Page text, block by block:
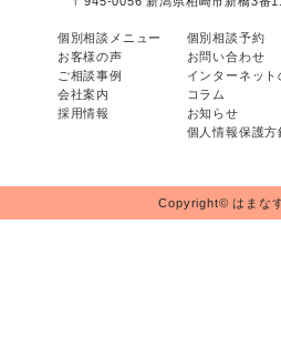
個別相談メニュー
お客様の声
ご相談事例
会社案内
採用情報
個別相談予約
お問い合わせ
インターネット
コラム
お知らせ
個人情報保護
Copyright© はまな